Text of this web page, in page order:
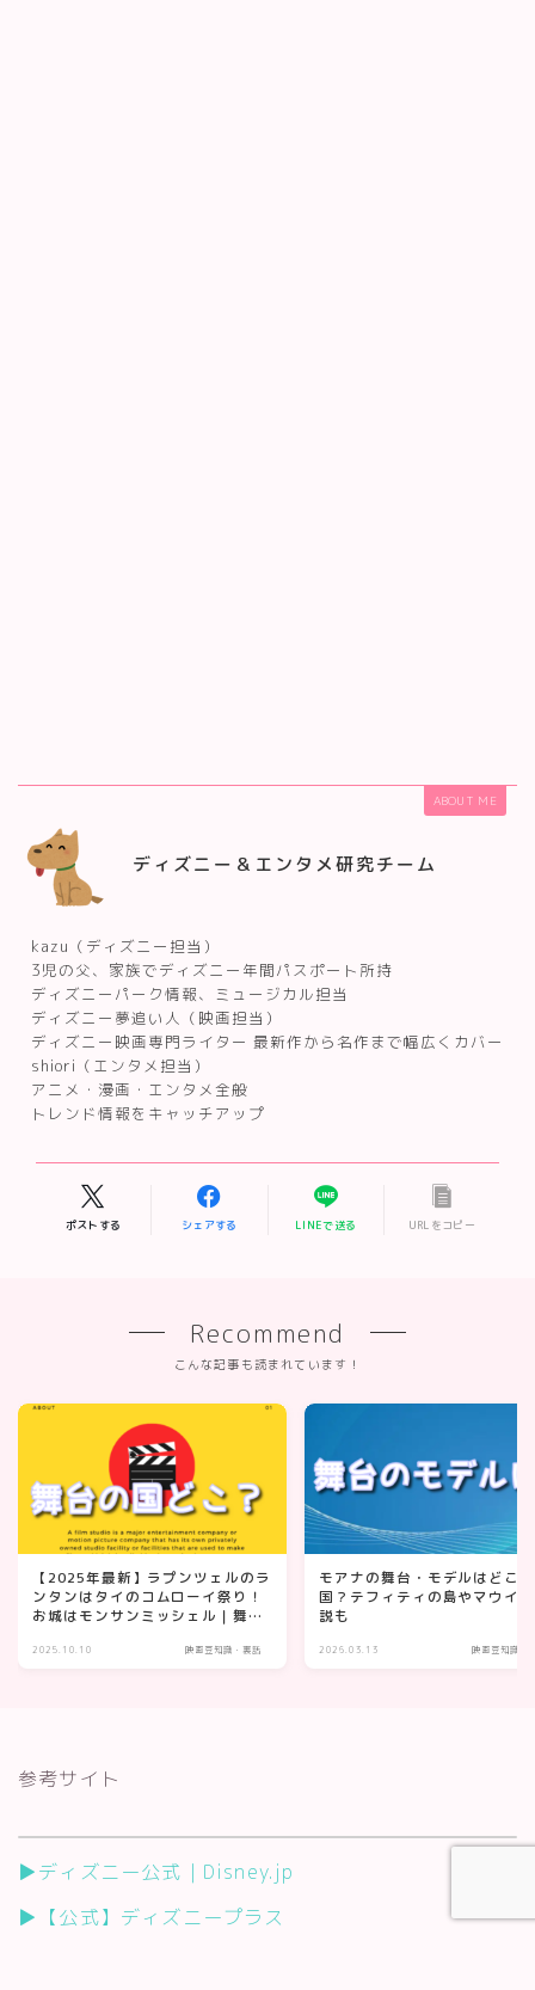
ABOUT ME
ディズニー＆エンタメ研究チーム
kazu（ディズニー担当）
3児の父、家族でディズニー年間パスポート所持
ディズニーパーク情報、ミュージカル担当
ディズニー夢追い人（映画担当）
ディズニー映画専門ライター 最新作から名作まで幅広くカバー
shiori（エンタメ担当）
アニメ・漫画・エンタメ全般
トレンド情報をキャッチアップ
ポストする シェアする LINEで送る URLをコピー
Recommend
こんな記事も読まれています！
【2025年最新】ラプンツェルのラ
ンタンはタイのコムローイ祭り！
お城はモンサンミッシェル｜舞台
2025.10.10 映画豆知識・裏話
モアナの舞台・モデルはどこの
国？テフィティの島やマウイ
説も
2026.03.13 映画豆知識・
参考サイト
▶ディズニー公式｜Disney.jp
▶【公式】ディズニープラス